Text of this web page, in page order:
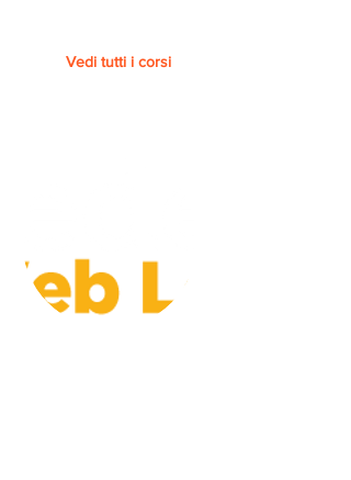
Vedi tutti i corsi